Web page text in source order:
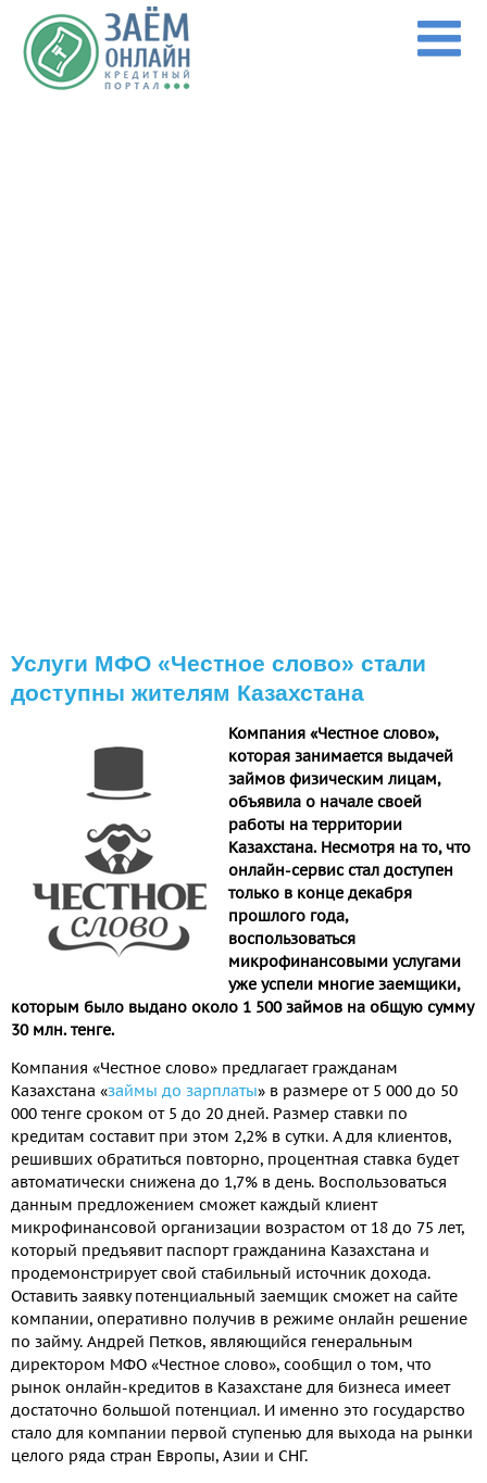
Перейти к основному содержанию
Услуги МФО «Честное слово» стали
доступны жителям Казахстана
Компания «Честное слово»,
которая занимается выдачей
займов физическим лицам,
объявила о начале своей
работы на территории
Казахстана. Несмотря на то, что
онлайн-сервис стал доступен
только в конце декабря
прошлого года,
воспользоваться
микрофинансовыми услугами
уже успели многие заемщики,
которым было выдано около 1 500 займов на общую сумму
30 млн. тенге.
Компания «Честное слово» предлагает гражданам
Казахстана «займы до зарплаты» в размере от 5 000 до 50
000 тенге сроком от 5 до 20 дней. Размер ставки по
кредитам составит при этом 2,2% в сутки. А для клиентов,
решивших обратиться повторно, процентная ставка будет
автоматически снижена до 1,7% в день. Воспользоваться
данным предложением сможет каждый клиент
микрофинансовой организации возрастом от 18 до 75 лет,
который предъявит паспорт гражданина Казахстана и
продемонстрирует свой стабильный источник дохода.
Оставить заявку потенциальный заемщик сможет на сайте
компании, оперативно получив в режиме онлайн решение
по займу. Андрей Петков, являющийся генеральным
директором МФО «Честное слово», сообщил о том, что
рынок онлайн-кредитов в Казахстане для бизнеса имеет
достаточно большой потенциал. И именно это государство
стало для компании первой ступенью для выхода на рынки
целого ряда стран Европы, Азии и СНГ.